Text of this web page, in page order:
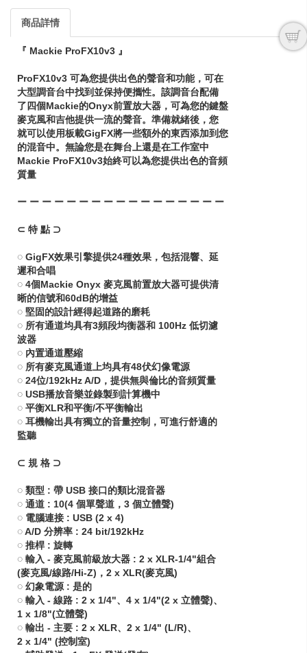
商品詳情
『 Mackie ProFX10v3 』
ProFX10v3 可為您提供出色的聲音和功能，可在
大型調音台中找到並保持便攜性。該調音台配備
了四個Mackie的Onyx前置放大器，可為您的鍵盤
麥克風和吉他提供一流的聲音。準備就緒後，您
就可以使用板載GigFX將一些額外的東西添加到您
的混音中。無論您是在舞台上還是在工作室中
Mackie ProFX10v3始終可以為您提供出色的音頻
質量
ー ー ー ー ー ー ー ー ー ー ー ー ー ー ー ー ー
⊂ 特 點 ⊃
◌ GigFX效果引擎提供24種效果，包括混響、延
遲和合唱
◌ 4個Mackie Onyx 麥克風前置放大器可提供清
晰的信號和60dB的增益
◌ 堅固的設計經得起道路的磨耗
◌ 所有通道均具有3頻段均衡器和 100Hz 低切濾
波器
◌ 內置通道壓縮
◌ 所有麥克風通道上均具有48伏幻像電源
◌ 24位/192kHz A/D，提供無與倫比的音頻質量
◌ USB播放音樂並錄製到計算機中
◌ 平衡XLR和平衡/不平衡輸出
◌ 耳機輸出具有獨立的音量控制，可進行舒適的
監聽
⊂ 規 格 ⊃
◌ 類型 : 帶 USB 接口的類比混音器
◌ 通道 : 10(4 個單聲道，3 個立體聲)
◌ 電腦連接 : USB (2 x 4)
◌ A/D 分辨率 : 24 bit/192kHz
◌ 推桿 : 旋轉
◌ 輸入 - 麥克風前級放大器 : 2 x XLR-1/4"組合
(麥克風/線路/Hi-Z)，2 x XLR(麥克風)
◌ 幻象電源 : 是的
◌ 輸入 - 線路 : 2 x 1/4"、4 x 1/4"(2 x 立體聲)、
1 x 1/8"(立體聲)
◌ 輸出 - 主要 : 2 x XLR、2 x 1/4" (L/R)、
2 x 1/4" (控制室)